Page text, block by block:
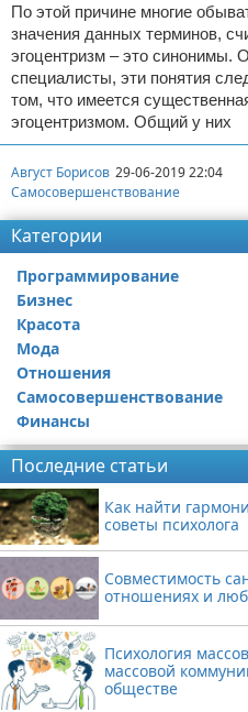
По этой причине многие
значения данных терминов,
эгоцентризм – это синонимы.
специалисты, эти понятия
том, что имеется
эгоцентризмом. Общий у них
Август Борисов 29-06-2019 22:04
Самосовершенствование
Категории
Программирование
Бизнес
Красота
Мода
Отношения
Самосовершенствование
Финансы
Последние статьи
Как найти
советы психолога
Совместимость
отношениях и
Психология
массовой
обществе